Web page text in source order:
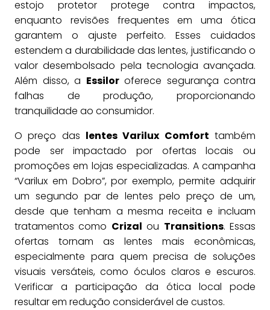
estojo protetor protege contra impactos,
enquanto revisões frequentes em uma ótica
garantem o ajuste perfeito. Esses cuidados
estendem a durabilidade das lentes, justificando o
valor desembolsado pela tecnologia avançada.
Além disso, a Essiloroferece segurança contra
falhas de produção, proporcionando
tranquilidade ao consumidor.
O preço das lentes Varilux Comfort também
pode ser impactado por ofertas locais ou
promoções em lojas especializadas. A campanha
“Varilux em Dobro”, por exemplo, permite adquirir
um segundo par de lentes pelo preço de um,
desde que tenham a mesma receita e incluam
tratamentos como Crizal ou Transitions. Essas
ofertas tornam as lentes mais econômicas,
especialmente para quem precisa de soluções
visuais versáteis, como óculos claros e escuros.
Verificar a participação da ótica local pode
resultar em redução considerável de custos.